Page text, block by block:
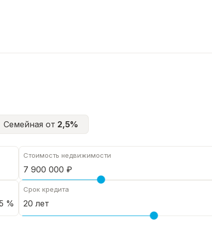
Семейная от 2,5%
Стоимость недвижимости
%
Срок кредита